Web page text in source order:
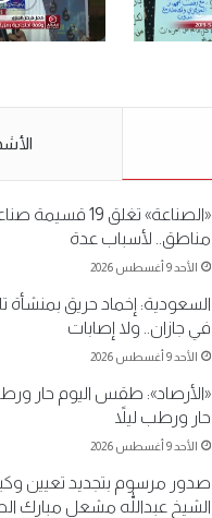
نبيع مخدرات
مناطق.. لأسباب عدة
الأحد 9 أغسطس 2026
السعودية: إخماد حريق بمنشأة
في جازان.. ولا إصابات
الأحد 9 أغسطس 2026
«الأرصاد»: طقس اليوم حار
حار ورطب ليلاً
الأحد 9 أغسطس 2026
صدور مرسوم بتجديد تعيين
الشيخ عبداللّٰه مشعل مبارك